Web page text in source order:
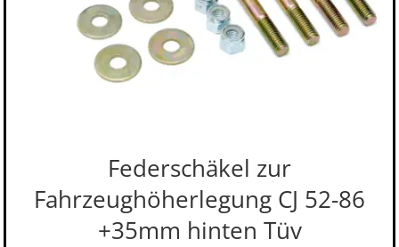
Federschäkel zur
Fahrzeughöherlegung CJ 52-86
+35mm hinten Tüv